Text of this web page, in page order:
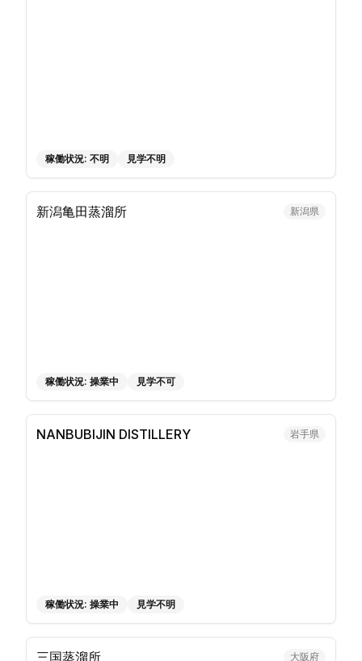
稼働状況: 不明 見学不明
新潟亀田蒸溜所 新潟県
稼働状況: 操業中 見学不可
NANBUBIJIN DISTILLERY 岩手県
稼働状況: 操業中 見学不明
三国蒸溜所 大阪府